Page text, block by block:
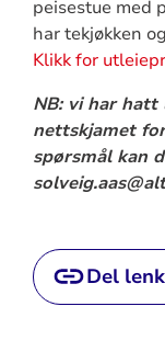
peisestue med
har tekjøkken
Klikk for
NB: vi har
nettskjamet
spørsmål kan
Del